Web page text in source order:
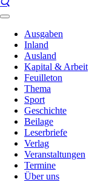
Ausgaben
Inland
Ausland
Kapital & Arbeit
Feuilleton
Thema
Sport
Geschichte
Beilage
Leserbriefe
Verlag
Veranstaltungen
Termine
Über uns